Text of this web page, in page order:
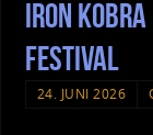
Iron Kobra
Festival
24. JUNI 2026